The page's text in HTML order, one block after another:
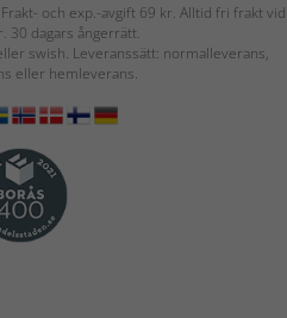
och exp.-avgift 69 kr. Alltid fri frakt vid
30 dagars ångerrätt.
swish. Leveranssätt: normalleverans,
eller hemleverans.